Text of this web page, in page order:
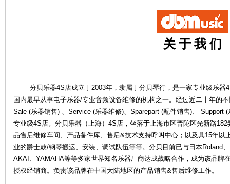
关 于 我 们
分贝乐器4S店成立于2003年，隶属于分贝琴行，是一家专业级乐器
国内最早从事电子乐器/专业音频设备维修的机构之一。经过近二十年的
Sale (乐器销售) 、Service (乐器维修)、Sparepart (配件销售)、 Support
专业级4S店。分贝乐器（上海）4S店，坐落于上海市区普陀区光新路
品售后维修车间、产品备件库、售后&技术支持呼叫中心；以及具15年以
业的爵士鼓/钢琴搬运、安装、调试队伍等等。分贝目前已与日本Roland
AKAI、YAMAHA等等多家世界知名乐器厂商达成战略合作，成为该品牌
授权经销商。负责该品牌在中国大陆地区的产品销售&售后维修工作。